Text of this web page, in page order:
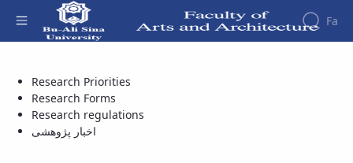
Fa
Faculty
About
the
Faculty
History
Research
Journals
Department
Faculity
Members
Research Priorities
Research Forms
Research regulations
اخبار پژوهشی